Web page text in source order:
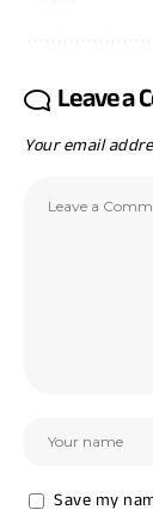
Leave a
Your email
Save my